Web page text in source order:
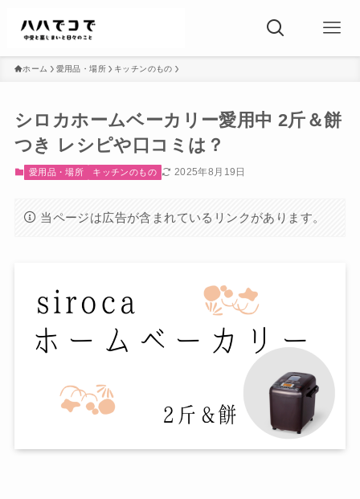
ホーム 愛用品・場所 キッチンのもの
シロカホームベーカリー愛用中 2斤＆餅
つき レシピや口コミは？
愛用品・場所 キッチンのもの 2025年8月19日
当ページは広告が含まれているリンクがあります。